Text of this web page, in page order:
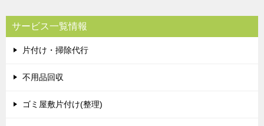
サービス一覧情報
片付け・掃除代行
不用品回収
ゴミ屋敷片付け(整理)